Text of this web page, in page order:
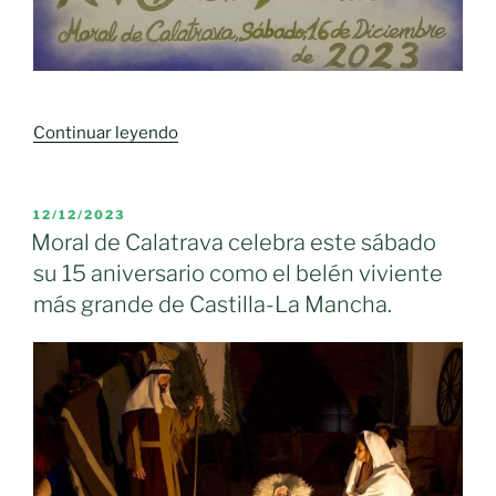
Continuar leyendo«III
Cartel
XVI
Edición
del
Belén»
PUBLICADO
EL
12/12/2023
Moral de Calatrava celebra este sábado
su 15 aniversario como el belén viviente
más grande de Castilla-La Mancha.